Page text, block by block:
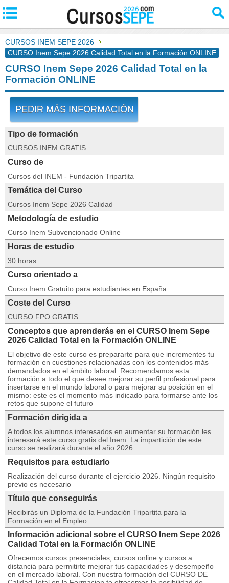
CURSOS INEM SEPE 2026
CURSO Inem Sepe 2026 Calidad Total en la Formación ONLINE
CURSO Inem Sepe 2026 Calidad Total en la
Formación ONLINE
PEDIR MÁS INFORMACIÓN
Tipo de formación
CURSOS INEM GRATIS
Curso de
Cursos del INEM - Fundación Tripartita
Temática del Curso
Cursos Inem Sepe 2026 Calidad
Metodología de estudio
Curso Inem Subvencionado Online
Horas de estudio
30 horas
Curso orientado a
Curso Inem Gratuito para estudiantes en España
Coste del Curso
CURSO FPO GRATIS
Conceptos que aprenderás en el CURSO Inem Sepe
2026 Calidad Total en la Formación ONLINE
El objetivo de este curso es prepararte para que incrementes tu
formación en cuestiones relacionadas con los contenidos más
demandados en el ámbito laboral. Recomendamos esta
formación a todo el que desee mejorar su perfil profesional para
insertarse en el mundo laboral o para mejorar su posición en el
mismo: este es el momento más indicado para formarse ante los
retos que supone el futuro
Formación dirigida a
A todos los alumnos interesados en aumentar su formación les
interesará este curso gratis del Inem. La impartición de este
curso se realizará durante el año 2026
Requisitos para estudiarlo
Realización del curso durante el ejercicio 2026. Ningún requisito
previo es necesario
Título que conseguirás
Recibirás un Diploma de la Fundación Tripartita para la
Formación en el Empleo
Información adicional sobre el CURSO Inem Sepe 2026
Calidad Total en la Formación ONLINE
Ofrecemos cursos presenciales, cursos online y cursos a
distancia para permitirte mejorar tus capacidades y desempeño
en el mercado laboral. Con nuestra formación del CURSO DE